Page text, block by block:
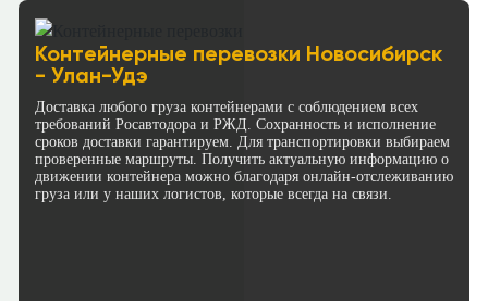
Контейнерные перевозки Новосибирск
- Улан-Удэ
Доставка любого груза контейнерами с соблюдением всех
требований Росавтодора и РЖД. Сохранность и исполнение
сроков доставки гарантируем. Для транспортировки выбираем
проверенные маршруты. Получить актуальную информацию о
движении контейнера можно благодаря онлайн-отслеживанию
груза или у наших логистов, которые всегда на связи.